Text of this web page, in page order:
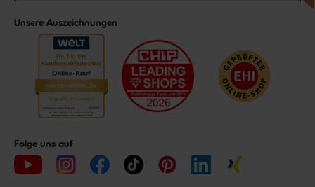
Unsere Auszeichnungen
Folge uns auf